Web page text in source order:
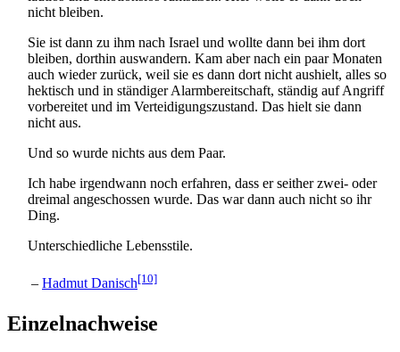
nicht bleiben.
Sie ist dann zu ihm nach Israel und wollte dann bei ihm dort
bleiben, dorthin auswandern. Kam aber nach ein paar Monaten
auch wieder zurück, weil sie es dann dort nicht aushielt, alles so
hektisch und in ständiger Alarm­bereitschaft, ständig auf Angriff
vorbereitet und im Verteidigungs­zustand. Das hielt sie dann
nicht aus.
Und so wurde nichts aus dem Paar.
Ich habe irgendwann noch erfahren, dass er seither zwei- oder
dreimal angeschossen wurde. Das war dann auch nicht so ihr
Ding.
Unterschiedliche Lebensstile.
– Hadmut Danisch[10]
Einzelnachweise